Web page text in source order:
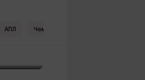
АПЛ Чемпионат Европы по футболу